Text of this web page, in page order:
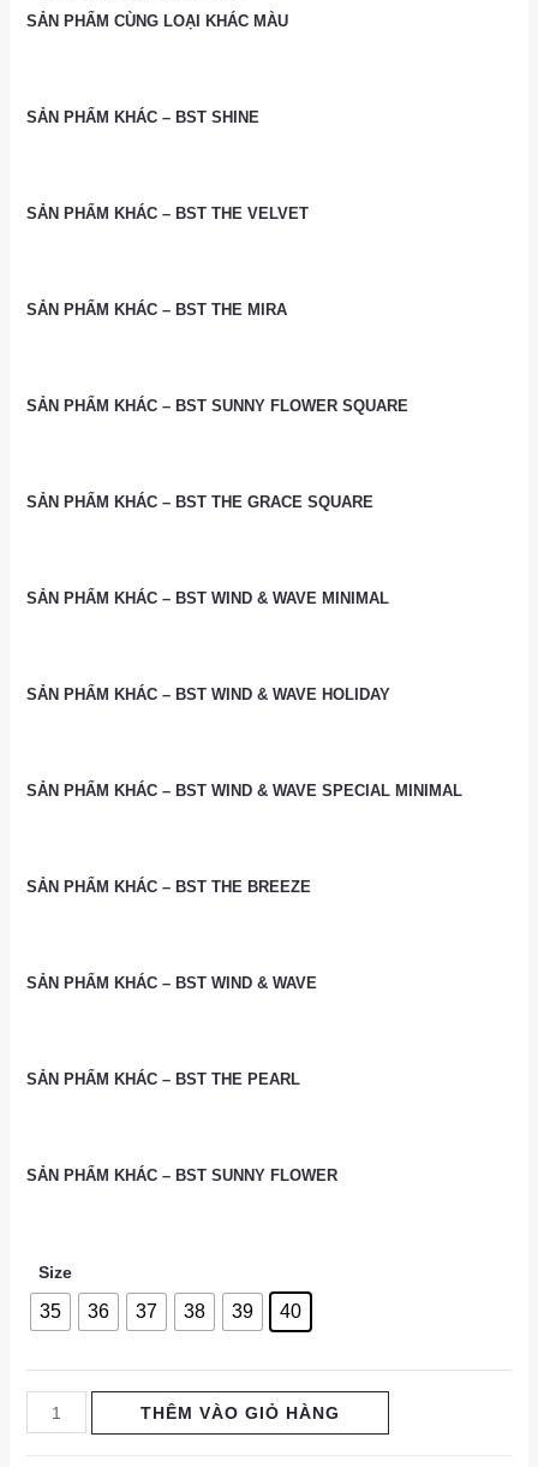
SẢN PHẨM CÙNG LOẠI KHÁC MÀU
SẢN PHẨM KHÁC – BST SHINE
SẢN PHẨM KHÁC – BST THE VELVET
SẢN PHẨM KHÁC – BST THE MIRA
SẢN PHẨM KHÁC – BST SUNNY FLOWER SQUARE
SẢN PHẨM KHÁC – BST THE GRACE SQUARE
SẢN PHẨM KHÁC – BST WIND & WAVE MINIMAL
SẢN PHẨM KHÁC – BST WIND & WAVE HOLIDAY
SẢN PHẨM KHÁC – BST WIND & WAVE SPECIAL MINIMAL
SẢN PHẨM KHÁC – BST THE BREEZE
SẢN PHẨM KHÁC – BST WIND & WAVE
SẢN PHẨM KHÁC – BST THE PEARL
SẢN PHẨM KHÁC – BST SUNNY FLOWER
Size
35 36 37 38 39 40
THÊM VÀO GIỎ HÀNG